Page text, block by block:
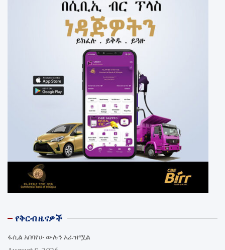
የቅርብ ዜናዎች
ፋሲል አበባየሁ ውሉን አራዝሟል